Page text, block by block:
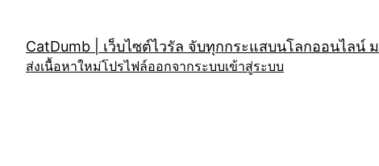
content
CatDumb | เว็บไซต์ไวรัล จับทุกกระแสบนโลกออนไลน์
ส่งเนื้อหาใหม่โปรไฟล์ออกจากระบบเข้าสู่ระบบ